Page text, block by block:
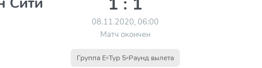
08.11.2020, 06:00
Матч окончен
Группа E Тур 5 Раунд вылета